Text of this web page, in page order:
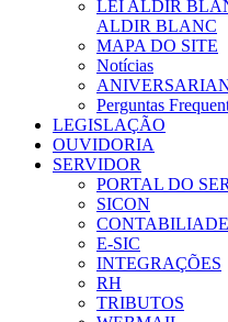
LEI ALDIR
ALDIR BLANC
MAPA DO SITE
Notícias
Perguntas
LEGISLAÇÃO
OUVIDORIA
SERVIDOR
PORTAL DO
SICON
CONTABILIADE
E-SIC
INTEGRAÇÕES
RH
TRIBUTOS